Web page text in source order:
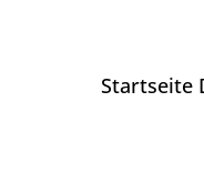
Startseite